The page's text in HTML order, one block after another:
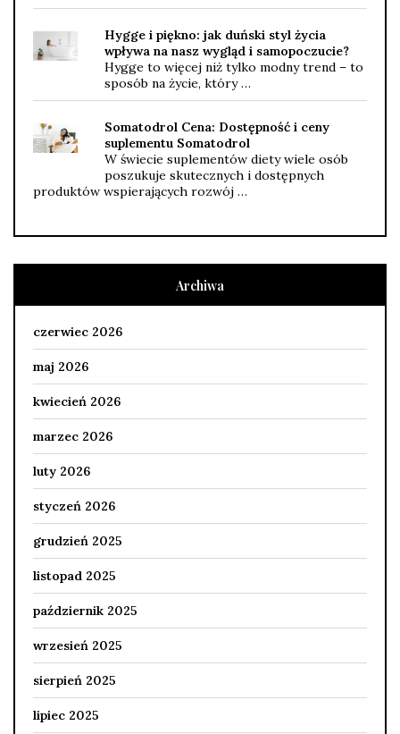
Hygge i piękno: jak duński styl życia
wpływa na nasz wygląd i samopoczucie?
Hygge to więcej niż tylko modny trend – to
sposób na życie, który …
Somatodrol Cena: Dostępność i ceny
suplementu Somatodrol
W świecie suplementów diety wiele osób
poszukuje skutecznych i dostępnych
produktów wspierających rozwój …
Archiwa
czerwiec 2026
maj 2026
kwiecień 2026
marzec 2026
luty 2026
styczeń 2026
grudzień 2025
listopad 2025
październik 2025
wrzesień 2025
sierpień 2025
lipiec 2025